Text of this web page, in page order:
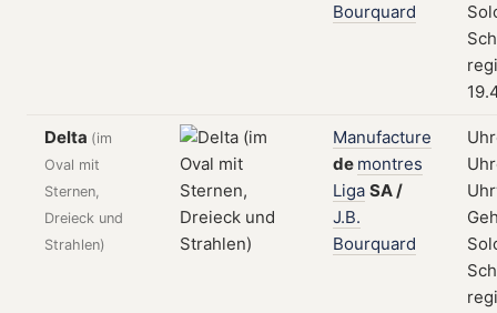
Bourquard
Delta (im
Oval mit
Sternen,
Dreieck und
Strahlen)
Manufacture
de montres
Liga SA/
J.B.
Bourquard